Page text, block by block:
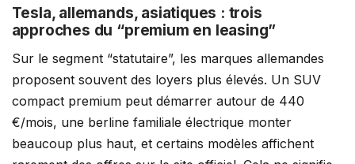
Tesla, allemands, asiatiques : trois
approches du “premium en leasing”
Sur le segment “statutaire”, les marques allemandes
proposent souvent des loyers plus élevés. Un SUV
compact premium peut démarrer autour de 440
€/mois, une berline familiale électrique monter
beaucoup plus haut, et certains modèles affichent